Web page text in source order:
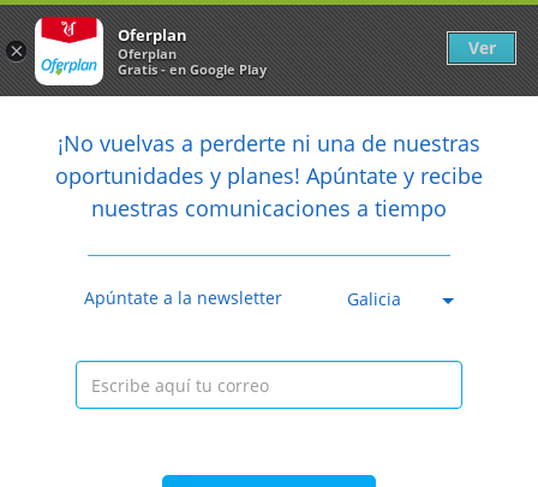

Caducada
arrow_back Newsletter
¡No vuelvas a perderte ni una de nuestras
oportunidades y planes! Apúntate y recibe
nuestras comunicaciones a tiempo
Apúntate a la newsletter Galicia
×
Oferplan
Oferplan
Gratis - en Google Play
Ver